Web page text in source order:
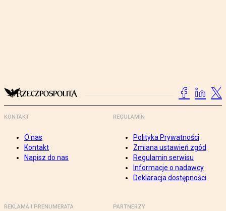
KONTAKT
O nas
Kontakt
Napisz do nas
REGULAMIN
Polityka Prywatności
Zmiana ustawień zgód
Regulamin serwisu
Informacje o nadawcy
Deklaracja dostępności
REKLAMA I PRENUMERATA PARTNERZY